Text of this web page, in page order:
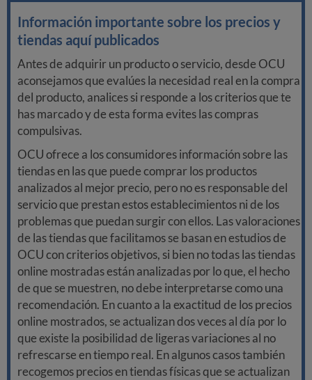
Información importante sobre los precios y
tiendas aquí publicados
Antes de adquirir un producto o servicio, desde OCU
aconsejamos que evalúes la necesidad real en la compra
del producto, analices si responde a los criterios que te
has marcado y de esta forma evites las compras
compulsivas.
OCU ofrece a los consumidores información sobre las
tiendas en las que puede comprar los productos
analizados al mejor precio, pero no es responsable del
servicio que prestan estos establecimientos ni de los
problemas que puedan surgir con ellos. Las valoraciones
de las tiendas que facilitamos se basan en estudios de
OCU con criterios objetivos, si bien no todas las tiendas
online mostradas están analizadas por lo que, el hecho
de que se muestren, no debe interpretarse como una
recomendación. En cuanto a la exactitud de los precios
online mostrados, se actualizan dos veces al día por lo
que existe la posibilidad de ligeras variaciones al no
refrescarse en tiempo real. En algunos casos también
recogemos precios en tiendas físicas que se actualizan